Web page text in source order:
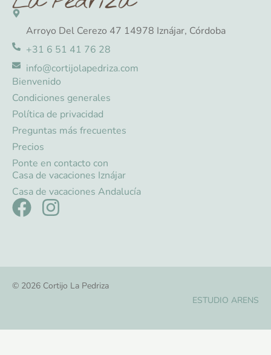
Arroyo Del Cerezo 47 14978 Iznájar, Córdoba
+31 6 51 41 76 28
info@cortijolapedriza.com
Bienvenido
Condiciones generales
Política de privacidad
Preguntas más frecuentes
Precios
Ponte en contacto con
Casa de vacaciones Iznájar
Casa de vacaciones Andalucía
© 2026 Cortijo La Pedriza
ESTUDIO ARENS